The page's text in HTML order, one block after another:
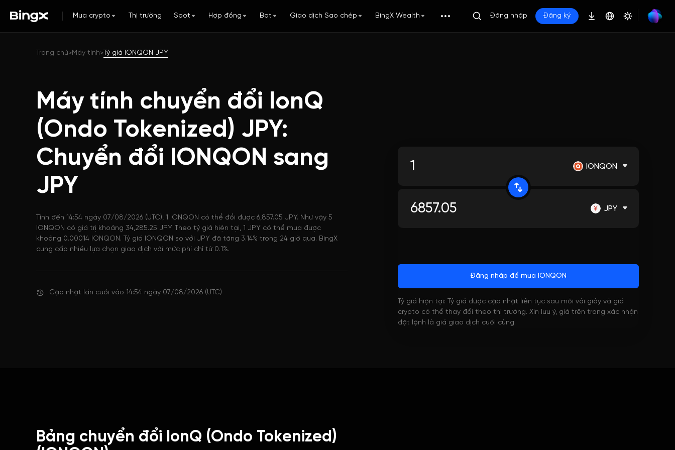
Mua crypto Thị trường Spot Hợp đồng Bot Giao dịch Sao chép BingX Wealth Đăng nhập Đăng ký
Trang chủ>Máy tính> Tỷ giá IONQON JPY
Máy tính chuyển đổi IonQ
(Ondo Tokenized) JPY:
Chuyển đổi IONQON sang
JPY
Tính đến 14:54 ngày 07/08/2026 (UTC), 1 IONQON có thể đổi được 6,857.05 JPY. Như vậy 5
IONQON có giá trị khoảng 34,285.25 JPY. Theo tỷ giá hiện tại, 1 JPY có thể mua được
khoảng 0.00014 IONQON. Tỷ giá IONQON so với JPY đã tăng 3.14% trong 24 giờ qua. BingX
cung cấp nhiều lựa chọn giao dịch với mức phí chỉ từ 0.1%.
Cập nhật lần cuối vào 14:54 ngày 07/08/2026 (UTC)
IONQON
JPY
Đăng nhập để mua IONQON
Tỷ giá hiện tại: Tỷ giá được cập nhật liên tục sau mỗi vài giây và giá
crypto có thể thay đổi theo thị trường. Xin lưu ý, giá trên trang xác nhận
đặt lệnh là giá giao dịch cuối cùng.
Bảng chuyển đổi IonQ (Ondo Tokenized)